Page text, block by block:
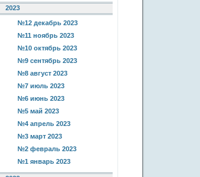
2023
№12 декабрь 2023
№11 ноябрь 2023
№10 октябрь 2023
№9 сентябрь 2023
№8 август 2023
№7 июль 2023
№6 июнь 2023
№5 май 2023
№4 апрель 2023
№3 март 2023
№2 февраль 2023
№1 январь 2023